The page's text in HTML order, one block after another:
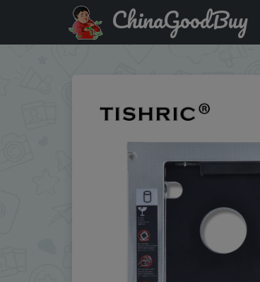
Акція на TISHRIC Корпус жесткого диска
ChinaGoodBuy